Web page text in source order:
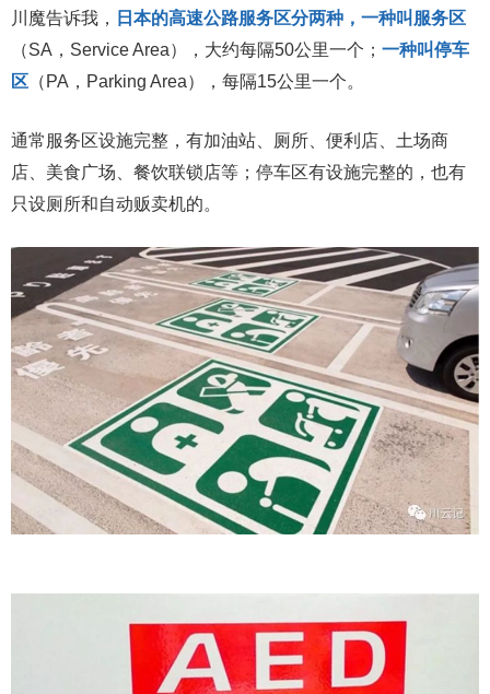
川魔告诉我，
日本的高速公路服务区分两种，一种叫服务区
（SA，Service Area），大约每隔50公里一个； 一种叫停车
区 （PA，Parking Area），每隔15公里一个。
通常服务区设施完整，有加油站、厕所、便利店、土场商
店、美食广场、餐饮联锁店等；停车区有设施完整的，也有
只设厕所和自动贩卖机的。